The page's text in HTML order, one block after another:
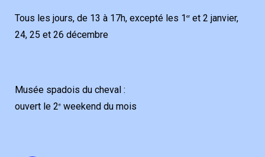
Tous les jours, de 13 à 17h, excepté les 1 eret 2 janvier,
24, 25 et 26 décembre
Musée spadois du cheval :
ouvert le 2e weekend du mois